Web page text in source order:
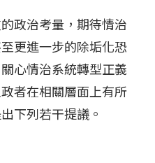
政治考量，期待情治
更進一步的除垢化恐
心情治系統轉型正義
者在相關層面上有所
下列若干提議。